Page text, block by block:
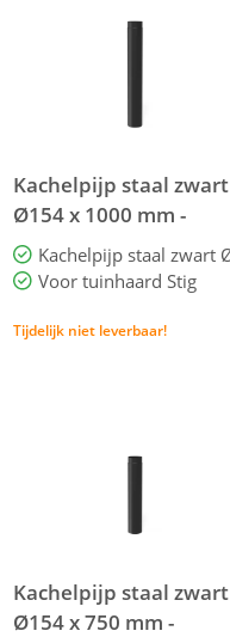
Kachelpijp staal zwart
Ø154 x 1000 mm -
BAS5.150 - Forno
Voor tuinhaard Stig
Tijdelijk niet leverbaar!
Kachelpijp staal zwart
Ø154 x 750 mm -